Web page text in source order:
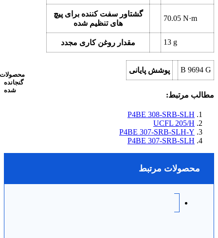
گشتاور سفت کننده برای پیچ
های تنظیم شده
70.05 N·m
مقدار روغن کاری مجدد 13 g
محصولات
گنجانده
شده
پوشش پایانی B 9694 G
مطالب مرتبط:
P4BE 308-SRB-SLH
UCFL 205/H
P4BE 307-SRB-SLH-Y
P4BE 307-SRB-SLH
محصولات مرتبط